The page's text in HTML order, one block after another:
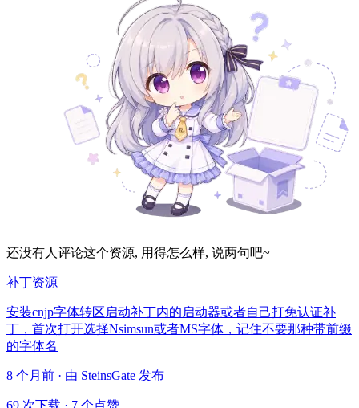
还没有人评论这个资源, 用得怎么样, 说两句吧~
补丁资源
安装cnjp字体转区启动补丁内的启动器或者自己打免认证补
丁，首次打开选择Nsimsun或者MS字体，记住不要那种带前缀
的字体名
8 个月前 · 由 SteinsGate 发布
69 次下载 · 7 个点赞